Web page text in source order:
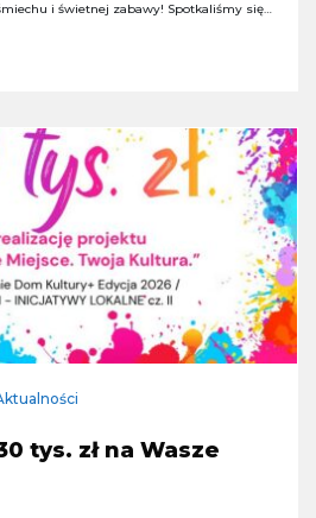
i świetnej zabawy! Spotkaliśmy się…
tys. zł na Wasze